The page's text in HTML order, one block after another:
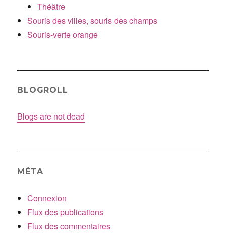
Théâtre
Souris des villes, souris des champs
Souris-verte orange
BLOGROLL
Blogs are not dead
MÉTA
Connexion
Flux des publications
Flux des commentaires